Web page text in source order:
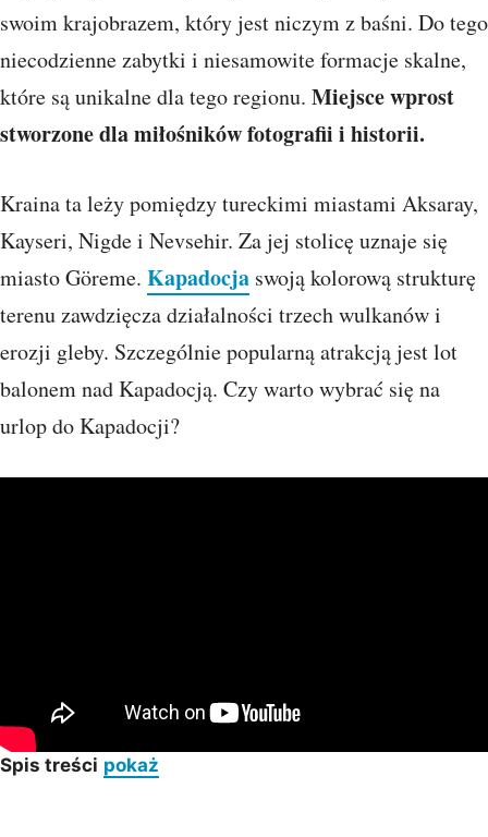
swoim krajobrazem, który jest niczym z baśni. Do tego
niecodzienne zabytki i niesamowite formacje skalne,
które są unikalne dla tego regionu. Miejsce wprost
stworzone dla miłośników fotografii i historii.
Kraina ta leży pomiędzy tureckimi miastami Aksaray,
Kayseri, Nigde i Nevsehir. Za jej stolicę uznaje się
miasto Göreme. Kapadocja swoją kolorową strukturę
terenu zawdzięcza działalności trzech wulkanów i
erozji gleby. Szczególnie popularną atrakcją jest lot
balonem nad Kapadocją. Czy warto wybrać się na
urlop do Kapadocji?
Spis treści pokaż